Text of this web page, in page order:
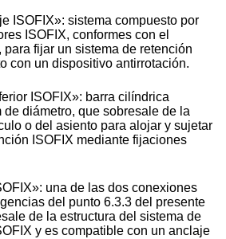
ISOFIX»: sistema compuesto por
ISOFIX, conformes con el
para fijar un sistema de retención
con un dispositivo antirrotación.
ISOFIX»: barra cilíndrica
de diámetro, que sobresale de la
o del asiento para alojar y sujetar
ISOFIX mediante fijaciones
una de las dos conexiones
del punto 6.3.3 del presente
de la estructura del sistema de
y es compatible con un anclaje